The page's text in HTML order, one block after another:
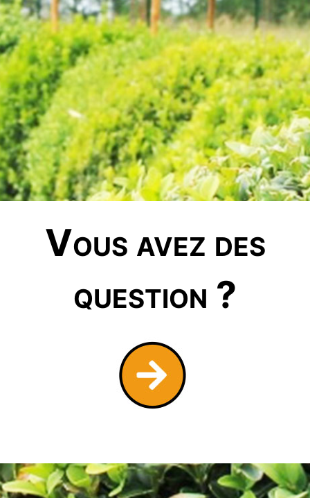
Vous avez des
question ?